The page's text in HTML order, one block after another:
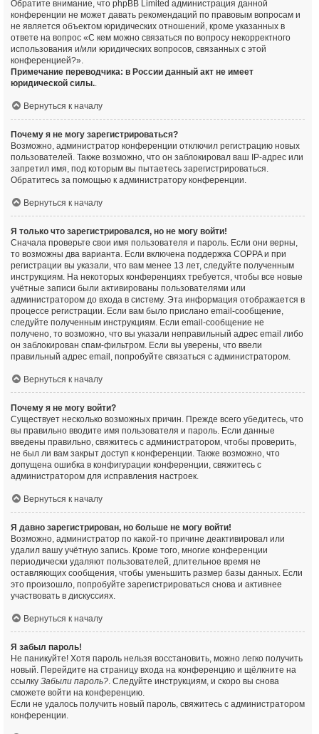
Обратите внимание, что phpBB Limited администрация данной
конференции не может давать рекомендаций по правовым вопросам и
не является объектом юридических отношений, кроме указанных в
ответе на вопрос «С кем можно связаться по вопросу некорректного
использования и/или юридических вопросов, связанных с этой
конференцией?».
Примечание переводчика: в России данный акт не имеет
юридической силы..
Вернуться к началу
Почему я не могу зарегистрироваться?
Возможно, администратор конференции отключил регистрацию новых
пользователей. Также возможно, что он заблокировал ваш IP-адрес или
запретил имя, под которым вы пытаетесь зарегистрироваться.
Обратитесь за помощью к администратору конференции.
Вернуться к началу
Я только что зарегистрировался, но не могу войти!
Сначала проверьте свои имя пользователя и пароль. Если они верны,
то возможны два варианта. Если включена поддержка COPPA и при
регистрации вы указали, что вам менее 13 лет, следуйте полученным
инструкциям. На некоторых конференциях требуется, чтобы все новые
учётные записи были активированы пользователями или
администратором до входа в систему. Эта информация отображается в
процессе регистрации. Если вам было прислано email-сообщение,
следуйте полученным инструкциям. Если email-сообщение не
получено, то возможно, что вы указали неправильный адрес email либо
он заблокирован спам-фильтром. Если вы уверены, что ввели
правильный адрес email, попробуйте связаться с администратором.
Вернуться к началу
Почему я не могу войти?
Существует несколько возможных причин. Прежде всего убедитесь, что
вы правильно вводите имя пользователя и пароль. Если данные
введены правильно, свяжитесь с администратором, чтобы проверить,
не был ли вам закрыт доступ к конференции. Также возможно, что
допущена ошибка в конфигурации конференции, свяжитесь с
администратором для исправления настроек.
Вернуться к началу
Я давно зарегистрирован, но больше не могу войти!
Возможно, администратор по какой-то причине деактивировал или
удалил вашу учётную запись. Кроме того, многие конференции
периодически удаляют пользователей, длительное время не
оставляющих сообщения, чтобы уменьшить размер базы данных. Если
это произошло, попробуйте зарегистрироваться снова и активнее
участвовать в дискуссиях.
Вернуться к началу
Я забыл пароль!
Не паникуйте! Хотя пароль нельзя восстановить, можно легко получить
новый. Перейдите на страницу входа на конференцию и щёлкните на
ссылку Забыли пароль?. Следуйте инструкциям, и скоро вы снова
сможете войти на конференцию.
Если не удалось получить новый пароль, свяжитесь с администратором
конференции.